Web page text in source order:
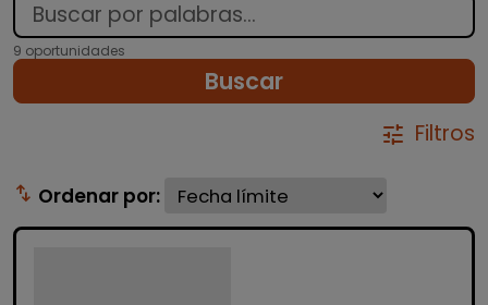
9 oportunidades
Buscar
tune Filtros
swap_vert Ordenar por: